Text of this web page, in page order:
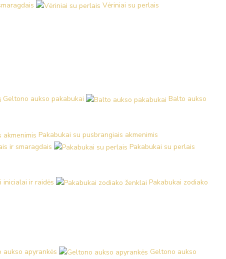
Vėriniai su perlais
Geltono aukso pakabukai
Balto aukso
Pakabukai su pusbrangiais akmenimis
ir smaragdais
Pakabukai su perlais
inicialai ir raidės
Pakabukai zodiako
aukso apyrankės
Geltono aukso